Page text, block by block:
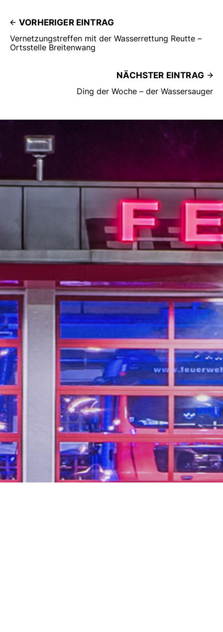
#feuerwehr #reutte #ehenbichl
#bewerb #jugendfeuerwehr
#starkesstückfreizeit”.
VORHERIGER EINTRAG
Vernetzungstreffen mit der Wasserrettung Reutte –
Ortsstelle Breitenwang
NÄCHSTER EINTRAG
Ding der Woche – der Wassersauger